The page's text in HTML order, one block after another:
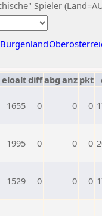
Spieler
Burgenland
eloaltdiffabg anz pkt
1655 0 0 0
1995 0 0 0
1529 0 0 0